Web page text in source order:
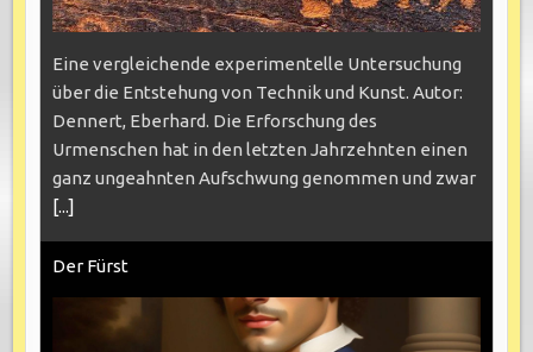
Eine vergleichende experimentelle Untersuchung
über die Entstehung von Technik und Kunst. Autor:
Dennert, Eberhard. Die Erforschung des
Urmenschen hat in den letzten Jahrzehnten einen
ganz ungeahnten Aufschwung genommen und zwar
[...]
Der Fürst